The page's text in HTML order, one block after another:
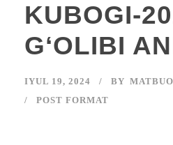
KUBOGI-
GʻOLIBI
IYUL 19, 2024 BY
POST FORMAT